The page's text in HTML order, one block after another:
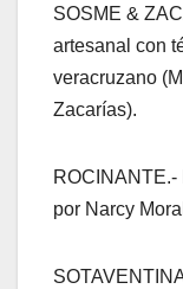
SOSME &
artesanal con
veracruzano
Zacarías).
por Narcy